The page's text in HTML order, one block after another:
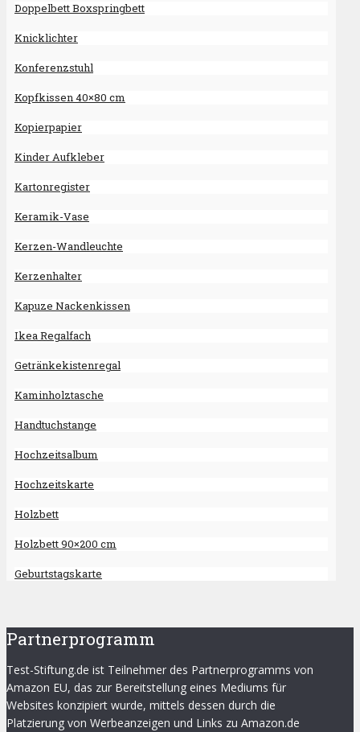
Doppelbett Boxspringbett
Knicklichter
Konferenzstuhl
Kopfkissen 40×80 cm
Kopierpapier
Kinder Aufkleber
Kartonregister
Keramik-Vase
Kerzen-Wandleuchte
Kerzenhalter
Kapuze Nackenkissen
Ikea Regalfach
Getränkekistenregal
Kaminholztasche
Handtuchstange
Hochzeitsalbum
Hochzeitskarte
Holzbett
Holzbett 90×200 cm
Geburtstagskarte
Partnerprogramm
Test-Stiftung.de ist Teilnehmer des Partnerprogramms von
Amazon EU, das zur Bereitstellung eines Mediums für
Websites konzipiert wurde, mittels dessen durch die
Platzierung von Werbeanzeigen und Links zu Amazon.de